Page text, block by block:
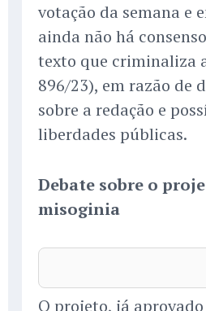
votação da semana e
ainda não há
texto que criminaliza
896/23), em razão de
sobre a redação e
liberdades públicas.
Debate sobre o
misoginia
O projeto, já